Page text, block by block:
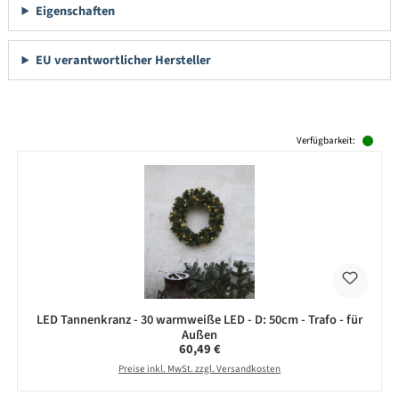
Eigenschaften
EU verantwortlicher Hersteller
Verfügbarkeit:
LED Tannenkranz - 30 warmweiße LED - D: 50cm - Trafo - für
Außen
Regulärer Preis:
60,49 €
Preise inkl. MwSt. zzgl. Versandkosten